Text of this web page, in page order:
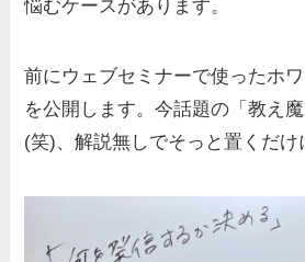
悩むケースがあります。
前にウェブセミナーで使ったホ
を公開します。今話題の「教え
(笑)、解説無しでそっと置くだけ